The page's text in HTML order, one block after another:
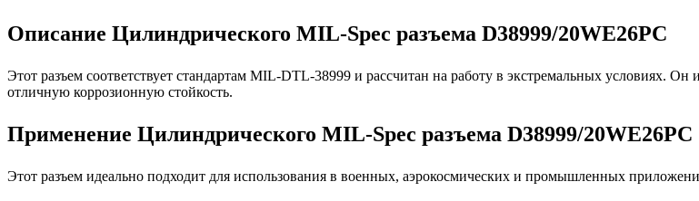
Описание Цилиндрического MIL-Spec разъема D38999/20WE26PC
Этот разъем соответствует стандартам MIL-DTL-38999 и рассчитан на работу в экстремальных условиях.
отличную коррозионную стойкость.
Применение Цилиндрического MIL-Spec разъема D38999/20WE26PC
Этот разъем идеально подходит для использования в военных, аэрокосмических и промышленных